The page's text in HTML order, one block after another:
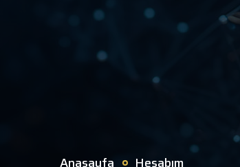
Anasayfa Hesabım